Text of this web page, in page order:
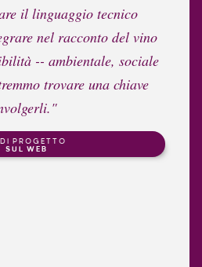
il linguaggio tecnico
nel racconto del vino
-- ambientale, sociale
trovare una chiave
PROGETTO
SUL WEB